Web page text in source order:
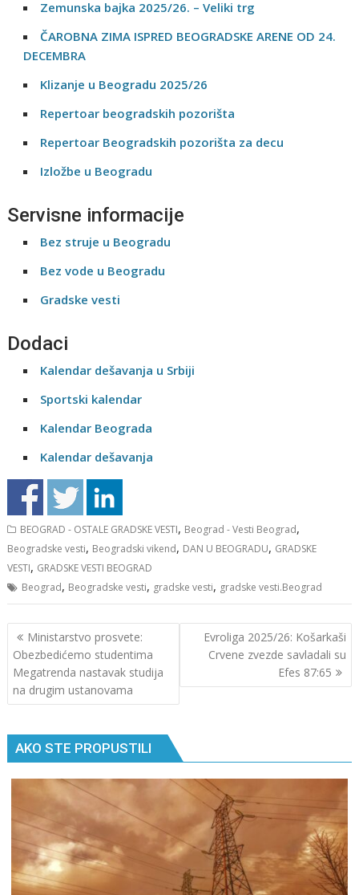
Zemunska bajka 2025/26. – Veliki trg
ČAROBNA ZIMA ISPRED BEOGRADSKE ARENE OD 24.
DECEMBRA
Klizanje u Beogradu 2025/26
Repertoar beogradskih pozorišta
Repertoar Beogradskih pozorišta za decu
Izložbe u Beogradu
Servisne informacije
Bez struje u Beogradu
Bez vode u Beogradu
Gradske vesti
Dodaci
Kalendar dešavanja u Srbiji
Sportski kalendar
Kalendar Beograda
Kalendar dešavanja
BEOGRAD - OSTALE GRADSKE VESTI, Beograd - Vesti Beograd,
Beogradske vesti, Beogradski vikend, DAN U BEOGRADU, GRADSKE
VESTI, GRADSKE VESTI BEOGRAD
Beograd, Beogradske vesti, gradske vesti, gradske vesti.Beograd
Кретање
чланка
Ministarstvo prosvete:
Obezbedićemo studentima
Megatrenda nastavak studija
na drugim ustanovama
Evroliga 2025/26: Košarkaši
Crvene zvezde savladali su
Efes 87:65
AKO STE PROPUSTILI